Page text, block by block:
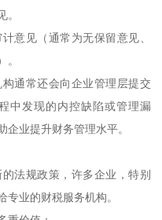
。
意见（通常为无保留意见、
。
通常还会向企业管理层提交
中发现的内控缺陷或管理漏
业提升财务管理水平。
法规政策，许多企业，特别
业的财税服务机构。